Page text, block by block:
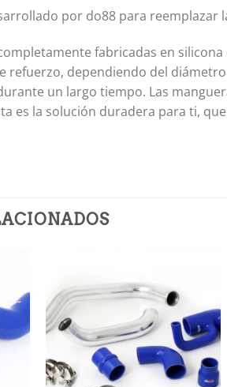
por do88 para
fabricadas en
refuerzo, dependiendo del
un largo tiempo. Las
es la solución duradera para ti,
de
Añadir
lista de
deseos